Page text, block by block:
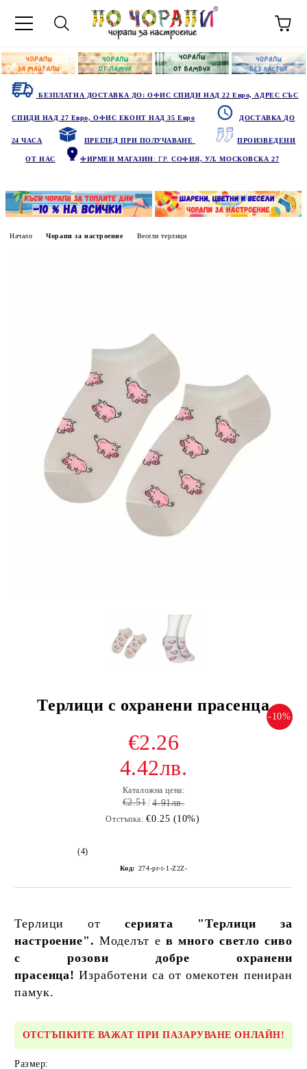
БЕЗПЛАТНА ДОСТАВКА ДО: ОФИС СПИДИ НАД 22 Евро, АДРЕС СЪС
СПИДИ НАД 27 Евро, ОФИС ЕКОНТ НАД 35 Евро ДОСТАВКА ДО
24 ЧАСА ПРЕГЛЕД ПРИ ПОЛУЧАВАНЕ ПРОИЗВЕДЕНИ
ОТ НАС ФИРМЕН МАГАЗИН: ГР.СОФИЯ, УЛ. МОСКОВСКА 27
Начало Чорапи за настроение Весели терлици
Терлици с охранени прасенца
-10%
€2.26
4.42лв.
Каталожна цена:
€2.51 4.91лв.
Отстъпка: €0.25 (10%)
(4)
Код: 274-pr-t-1-Z2Z-
Терлици отсерията "Терлици за
настроение".Моделът е в много светло сиво
с розови добре охранени
прасенца! Изработени са от омекотен пениран
памук.
ОТСТЪПКИТЕ ВАЖАТ ПРИ ПАЗАРУВАНЕ ОНЛАЙН!
Размер: